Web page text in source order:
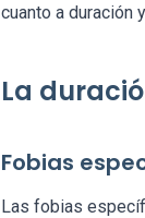
cuanto a duración
La
Fobias
Las fobias